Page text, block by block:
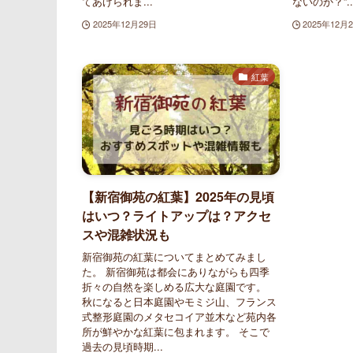
2025年12月29日 2025年12月
紅葉
【新宿御苑の紅葉】2025年の見頃
はいつ？ライトアップは？アクセ
スや混雑状況も
新宿御苑の紅葉についてまとめてみまし
た。 新宿御苑は都会にありながらも四季
折々の自然を楽しめる広大な庭園です。
秋になると日本庭園やモミジ山、フランス
式整形庭園のメタセコイア並木など苑内各
所が鮮やかな紅葉に包まれます。 そこで
過去の見頃時期...